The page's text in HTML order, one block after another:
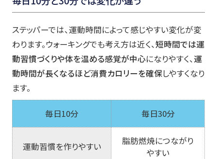
ステッパーでは、運動時間によって感じやすい変化が変
わります。ウォーキングでも考え方は近く、短時間では運
動習慣づくりや体を温める感覚が中心になりやすく、運
動時間が長くなるほど消費カロリーを確保しやすくなり
ます。
毎日10分 毎日30分
運動習慣を作りやすい
脂肪燃焼につながり
やすい